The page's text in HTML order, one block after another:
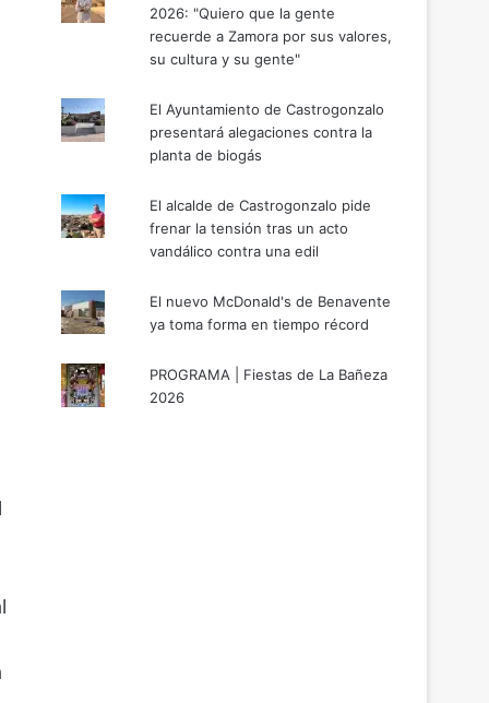
2026: "Quiero que la gente
recuerde a Zamora por sus valores,
su cultura y su gente"
El Ayuntamiento de Castrogonzalo
presentará alegaciones contra la
planta de biogás
El alcalde de Castrogonzalo pide
frenar la tensión tras un acto
vandálico contra una edil
El nuevo McDonald's de Benavente
ya toma forma en tiempo récord
PROGRAMA | Fiestas de La Bañeza
2026